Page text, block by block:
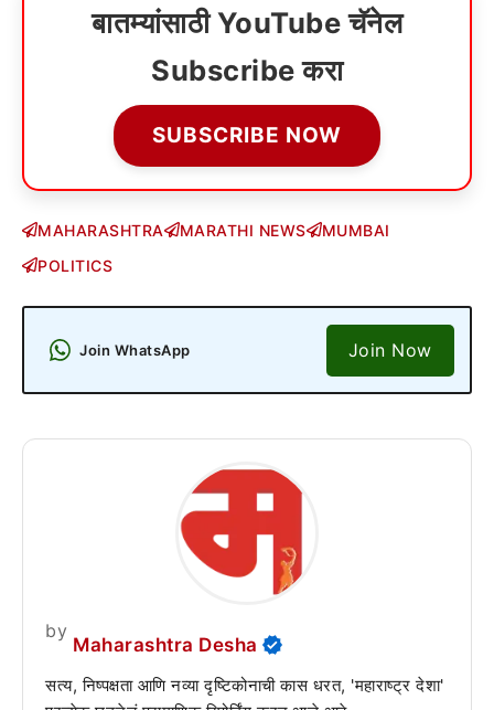
बातम्यांसाठी YouTube चॅनेल
Subscribe करा
SUBSCRIBE NOW
MAHARASHTRA MARATHI NEWS
MUMBAI
POLITICS
Join WhatsApp Join Now
by
Maharashtra Desha
सत्य, निष्पक्षता आणि नव्या दृष्टिकोनाची कास धरत, 'महाराष्ट्र देशा'